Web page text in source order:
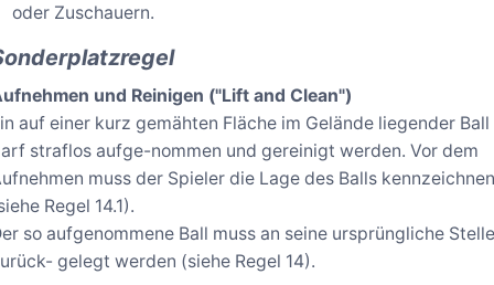
oder Zuschauern.
und Reinigen ("Lift and Clean")
auf einer kurz gemähten Fläche im Gelände liegender Ball
straflos aufge-nommen und gereinigt werden. Vor dem
muss der Spieler die Lage des Balls
Regel 14.1).
so aufgenommene Ball muss an seine ursprüngliche
gelegt werden (siehe Regel 14).